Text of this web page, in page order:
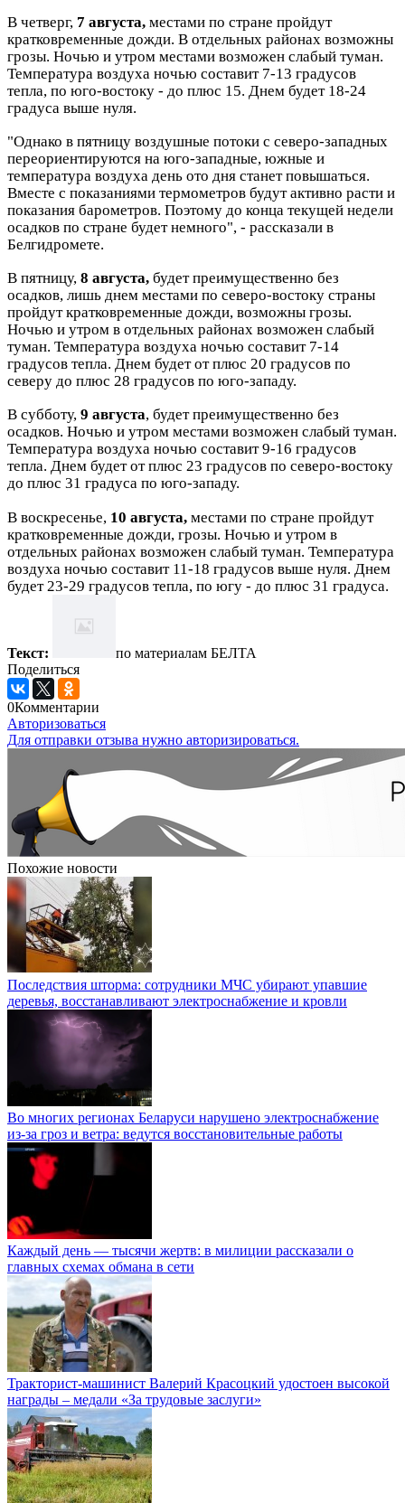
В четверг, 7 августа, местами по стране пройдут
кратковременные дожди. В отдельных районах возможны
грозы. Ночью и утром местами возможен слабый туман.
Температура воздуха ночью составит 7-13 градусов
тепла, по юго-востоку - до плюс 15. Днем будет 18-24
градуса выше нуля.
"Однако в пятницу воздушные потоки с северо-западных
переориентируются на юго-западные, южные и
температура воздуха день ото дня станет повышаться.
Вместе с показаниями термометров будут активно расти и
показания барометров. Поэтому до конца текущей недели
осадков по стране будет немного", - рассказали в
Белгидромете.
В пятницу, 8 августа, будет преимущественно без
осадков, лишь днем местами по северо-востоку страны
пройдут кратковременные дожди, возможны грозы.
Ночью и утром в отдельных районах возможен слабый
туман. Температура воздуха ночью составит 7-14
градусов тепла. Днем будет от плюс 20 градусов по
северу до плюс 28 градусов по юго-западу.
В субботу, 9 августа, будет преимущественно без
осадков. Ночью и утром местами возможен слабый туман.
Температура воздуха ночью составит 9-16 градусов
тепла. Днем будет от плюс 23 градусов по северо-востоку
до плюс 31 градуса по юго-западу.
В воскресенье, 10 августа, местами по стране пройдут
кратковременные дожди, грозы. Ночью и утром в
отдельных районах возможен слабый туман. Температура
воздуха ночью составит 11-18 градусов выше нуля. Днем
будет 23-29 градусов тепла, по югу - до плюс 31 градуса.
Текст:
по материалам БЕЛТА
Поделиться
0Комментарии
Авторизоваться
Для отправки отзыва нужно авторизироваться.
Похожие новости
Последствия шторма: сотрудники МЧС убирают упавшие
деревья, восстанавливают электроснабжение и кровли
Во многих регионах Беларуси нарушено электроснабжение
из-за гроз и ветра: ведутся восстановительные работы
Каждый день — тысячи жертв: в милиции рассказали о
главных схемах обмана в сети
Тракторист-машинист Валерий Красоцкий удостоен высокой
награды – медали «За трудовые заслуги»